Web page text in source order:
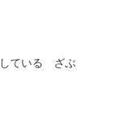
している ざぶ